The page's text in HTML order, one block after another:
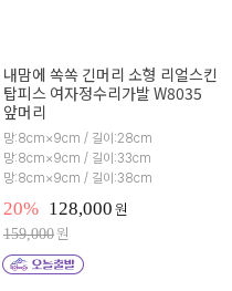
내맘에 쏙쏙 긴머리 소형 리얼스킨
탑피스 여자정수리가발 W8035
앞머리
망:8cm×9cm / 길이:28cm
망:8cm×9cm / 길이:33cm
망:8cm×9cm / 길이:38cm
20% 128,000원
159,000원